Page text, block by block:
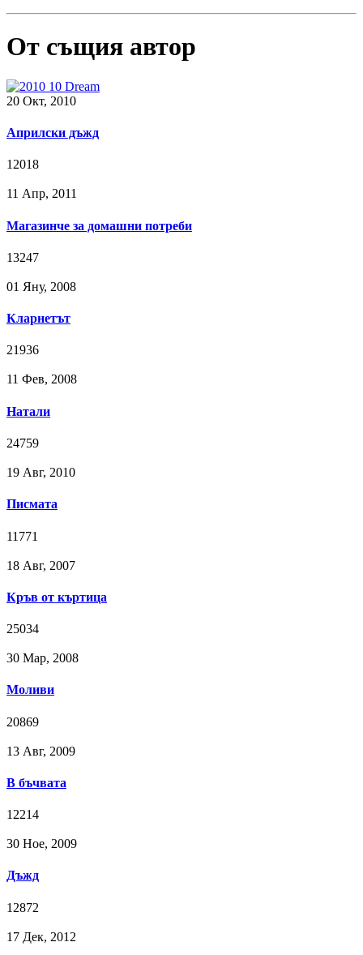
От същия автор
20 Окт, 2010
Априлски дъжд
12018
11 Апр, 2011
Магазинче за домашни потреби
13247
01 Яну, 2008
Кларнетът
21936
11 Фев, 2008
Натали
24759
19 Авг, 2010
Писмата
11771
18 Авг, 2007
Кръв от къртица
25034
30 Мар, 2008
Моливи
20869
13 Авг, 2009
В бъчвата
12214
30 Ное, 2009
Дъжд
12872
17 Дек, 2012